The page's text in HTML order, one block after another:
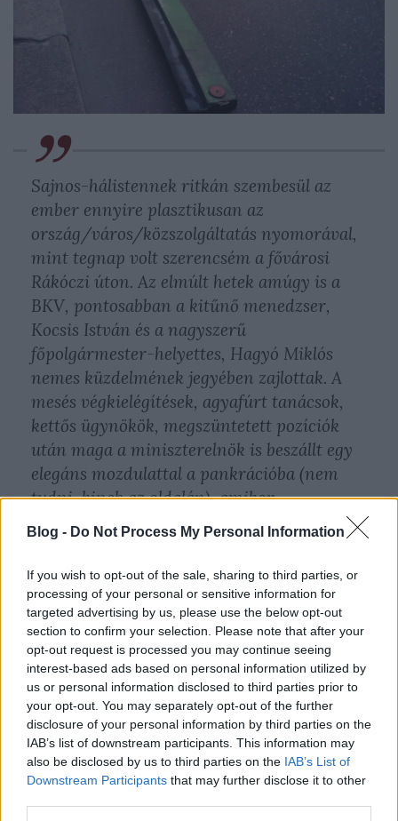
Blog - Do Not Process My Personal Information
If you wish to opt-out of the sale, sharing to third parties, or
processing of your personal or sensitive information for
targeted advertising by us, please use the below opt-out
section to confirm your selection. Please note that after your
opt-out request is processed you may continue seeing
interest-based ads based on personal information utilized by
us or personal information disclosed to third parties prior to
your opt-out. You may separately opt-out of the further
disclosure of your personal information by third parties on the
IAB’s list of downstream participants. This information may
also be disclosed by us to third parties on the IAB’s List of
Downstream Participants that may further disclose it to other
Sajnos-hálistennek ritkán szembesül az
ember ennyire plasztikusan az
ország/város/közszolgáltatás nyomorával,
mint tegnap volt szerencsém a fővárosi
Rákóczi úton. Az elmúlt hetek amúgy is a
BKV, pontosabban a kitűnő menedzser,
Kocsis István és a nagyszerű
főpolgármester-helyettes, Hagyó Miklós
nemes küzdelmének jegyében zajlottak. A
mesés végkielégítések, agyafúrt tanácsok,
kettős ügynökök, megszüntetett pozíciók
után maga a miniszterelnök is beszállt egy
elegáns mozdulattal a pankrációba (nem
tudni, kinek az oldalán), amikor
kijelentette, hogy a kormány nem ad
garanciát a BKV 30 milliárdos
hitelfelvételére. Hiányzik-e még bármi az
igazi szétesés-érzéshez?
Erre egy busz adta meg tegnap a választ,
félúton az Astoria és az Uránia Nemzeti
Filmszínház megállók között: pont
mellettem haladt el, amikor egy kátyú miatt
előbb zökkent egy nagyot, diszkrét
reccsenéssel maga mögött hagyta
hátsójának egy darabját, majd
továbbhajtott. A hátsó panel egy darabja ott